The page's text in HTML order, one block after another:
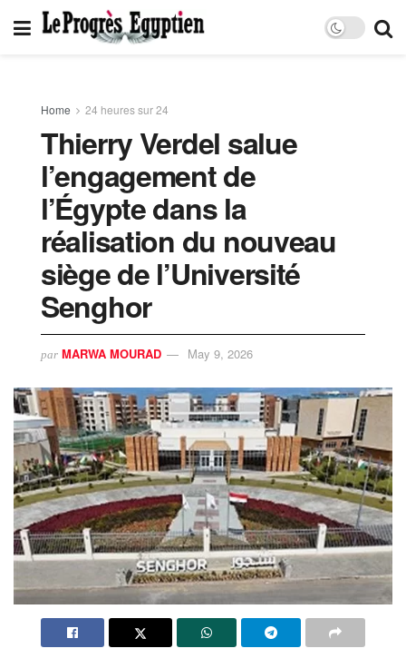
Home 24 heures sur 24
Thierry Verdel salue
l’engagement de
l’Égypte dans la
réalisation du nouveau
siège de l’Université
Senghor
par MARWA MOURAD May 9, 2026